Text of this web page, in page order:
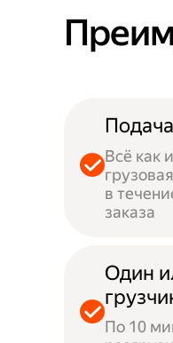
Всё как
в
заказа
Один
По 10